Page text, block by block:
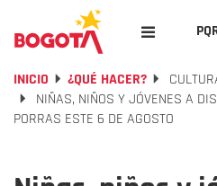
INICIO ¿QUÉ HACER?
NIÑAS, NIÑOS Y JÓVENES A
PORRAS ESTE 6 DE AGOSTO